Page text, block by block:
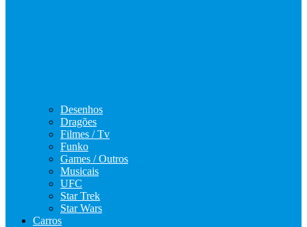
Desenhos
Dragões
Filmes / Tv
Funko
Games / Outros
Musicais
UFC
Star Trek
Star Wars
Carros